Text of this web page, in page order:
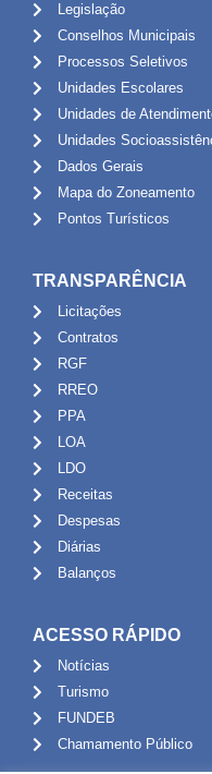
Legislação
Conselhos Municipais
Processos Seletivos
Unidades Escolares
Unidades de
Unidades
Dados Gerais
Mapa do Zoneamento
Pontos Turísticos
TRANSPARÊNCIA
Licitações
Contratos
RGF
RREO
PPA
LOA
LDO
Receitas
Despesas
Diárias
Balanços
ACESSO RÁPIDO
Notícias
Turismo
FUNDEB
Chamamento Público